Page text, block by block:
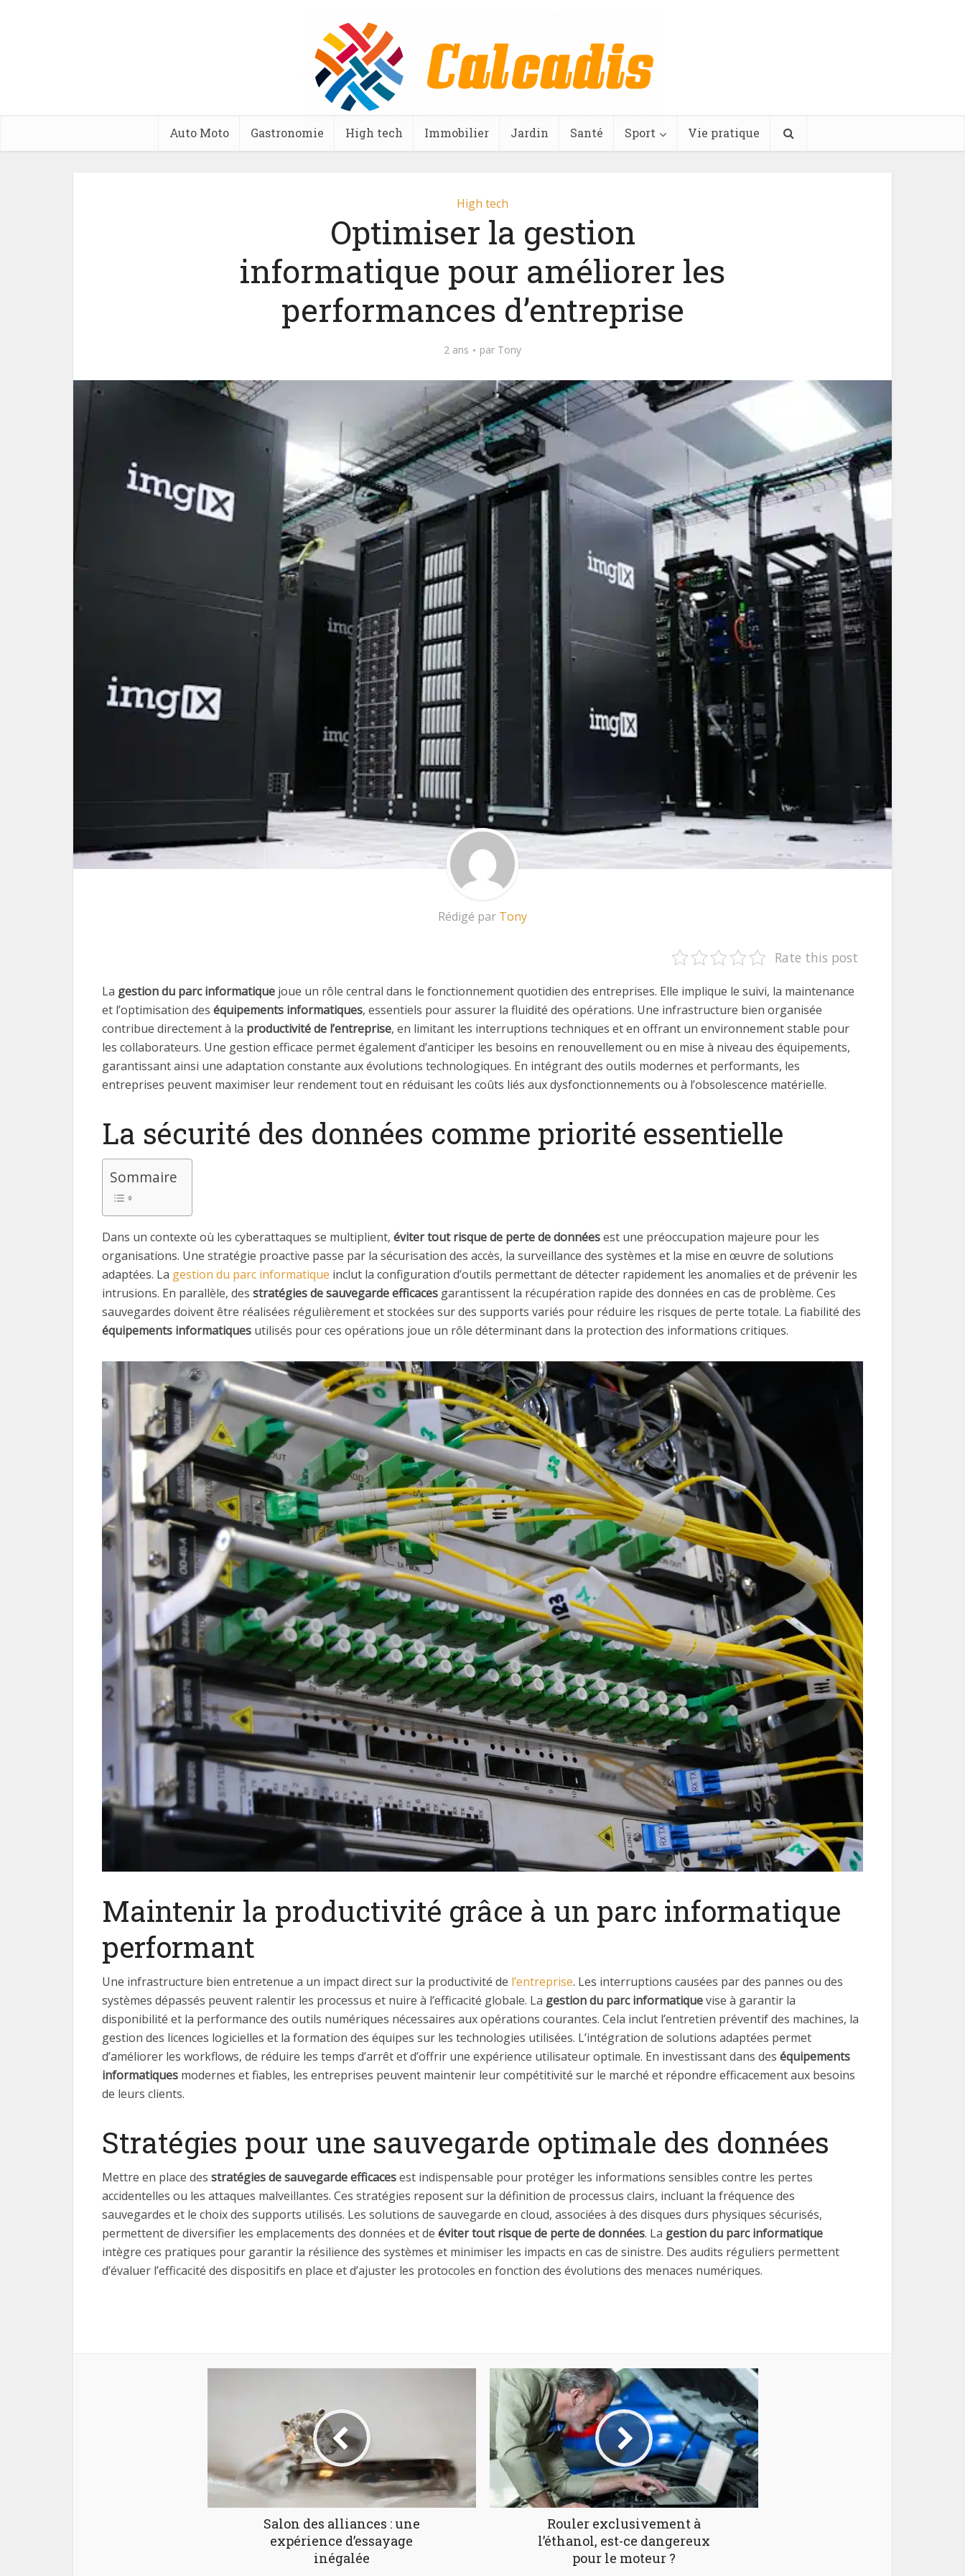
Auto Moto Gastronomie High tech Immobilier Jardin Santé Sport Vie pratique
High tech
Optimiser la gestion
informatique pour améliorer les
performances d’entreprise
2 ans par Tony
Rédigé par Tony
Rate this post
La gestion du parc informatique joue un rôle central dans le fonctionnement quotidien des entreprises. Elle implique le suivi, la maintenance
et l’optimisation des équipements informatiques, essentiels pour assurer la fluidité des opérations. Une infrastructure bien organisée
contribue directement à la productivité de l’entreprise, en limitant les interruptions techniques et en offrant un environnement stable pour
les collaborateurs. Une gestion efficace permet également d’anticiper les besoins en renouvellement ou en mise à niveau des équipements,
garantissant ainsi une adaptation constante aux évolutions technologiques. En intégrant des outils modernes et performants, les
entreprises peuvent maximiser leur rendement tout en réduisant les coûts liés aux dysfonctionnements ou à l’obsolescence matérielle.
La sécurité des données comme priorité essentielle
Sommaire
Dans un contexte où les cyberattaques se multiplient, éviter tout risque de perte de donnéesest une préoccupation majeure pour les
organisations. Une stratégie proactive passe par la sécurisation des accès, la surveillance des systèmes et la mise en œuvre de solutions
adaptées. La gestion du parc informatique inclut la configuration d’outils permettant de détecter rapidement les anomalies et de prévenir les
intrusions. En parallèle, des stratégies de sauvegarde efficaces garantissent la récupération rapide des données en cas de problème. Ces
sauvegardes doivent être réalisées régulièrement et stockées sur des supports variés pour réduire les risques de perte totale. La fiabilité des
équipements informatiques utilisés pour ces opérations joue un rôle déterminant dans la protection des informations critiques.
Maintenir la productivité grâce à un parc informatique
performant
Une infrastructure bien entretenue a un impact direct sur la productivité de l’entreprise. Les interruptions causées par des pannes ou des
systèmes dépassés peuvent ralentir les processus et nuire à l’efficacité globale. La gestion du parc informatiquevise à garantir la
disponibilité et la performance des outils numériques nécessaires aux opérations courantes. Cela inclut l’entretien préventif des machines, la
gestion des licences logicielles et la formation des équipes sur les technologies utilisées. L’intégration de solutions adaptées permet
d’améliorer les workflows, de réduire les temps d’arrêt et d’offrir une expérience utilisateur optimale. En investissant dans des équipements
informatiques modernes et fiables, les entreprises peuvent maintenir leur compétitivité sur le marché et répondre efficacement aux besoins
de leurs clients.
Stratégies pour une sauvegarde optimale des données
Mettre en place des stratégies de sauvegarde efficacesest indispensable pour protéger les informations sensibles contre les pertes
accidentelles ou les attaques malveillantes. Ces stratégies reposent sur la définition de processus clairs, incluant la fréquence des
sauvegardes et le choix des supports utilisés. Les solutions de sauvegarde en cloud, associées à des disques durs physiques sécurisés,
permettent de diversifier les emplacements des données et de éviter tout risque de perte de données. La gestion du parc informatique
intègre ces pratiques pour garantir la résilience des systèmes et minimiser les impacts en cas de sinistre. Des audits réguliers permettent
d’évaluer l’efficacité des dispositifs en place et d’ajuster les protocoles en fonction des évolutions des menaces numériques.
Salon des alliances : une
expérience d’essayage
inégalée
Rouler exclusivement à
l’éthanol, est-ce dangereux
pour le moteur ?